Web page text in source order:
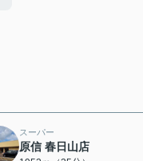
スーパー
原信 春日山店